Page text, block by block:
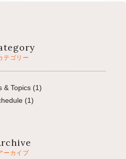
テゴリー
& Topics (1)
(1)
ーカイブ